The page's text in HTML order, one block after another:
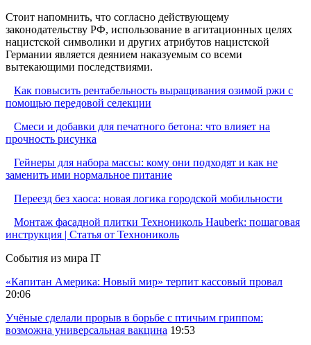
Стоит напомнить, что согласно действующему
законодательству РФ, использование в агитационных целях
нацистской символики и других атрибутов нацистской
Германии является деянием наказуемым со всеми
вытекающими последствиями.
Как повысить рентабельность выращивания озимой ржи с
помощью передовой селекции
Смеси и добавки для печатного бетона: что влияет на
прочность рисунка
Гейнеры для набора массы: кому они подходят и как не
заменить ими нормальное питание
Переезд без хаоса: новая логика городской мобильности
Монтаж фасадной плитки Технониколь Hauberk: пошаговая
инструкция | Статья от Технониколь
События из мира IT
«Капитан Америка: Новый мир» терпит кассовый провал
20:06
Учёные сделали прорыв в борьбе с птичьим гриппом:
возможна универсальная вакцина 19:53